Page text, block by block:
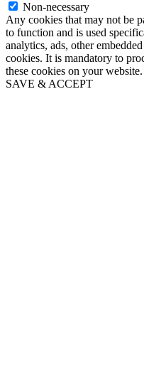
Non-necessary
Any cookies that may not be
to function and is used
analytics, ads, other
cookies. It is mandatory to
these cookies on your website.
SAVE & ACCEPT